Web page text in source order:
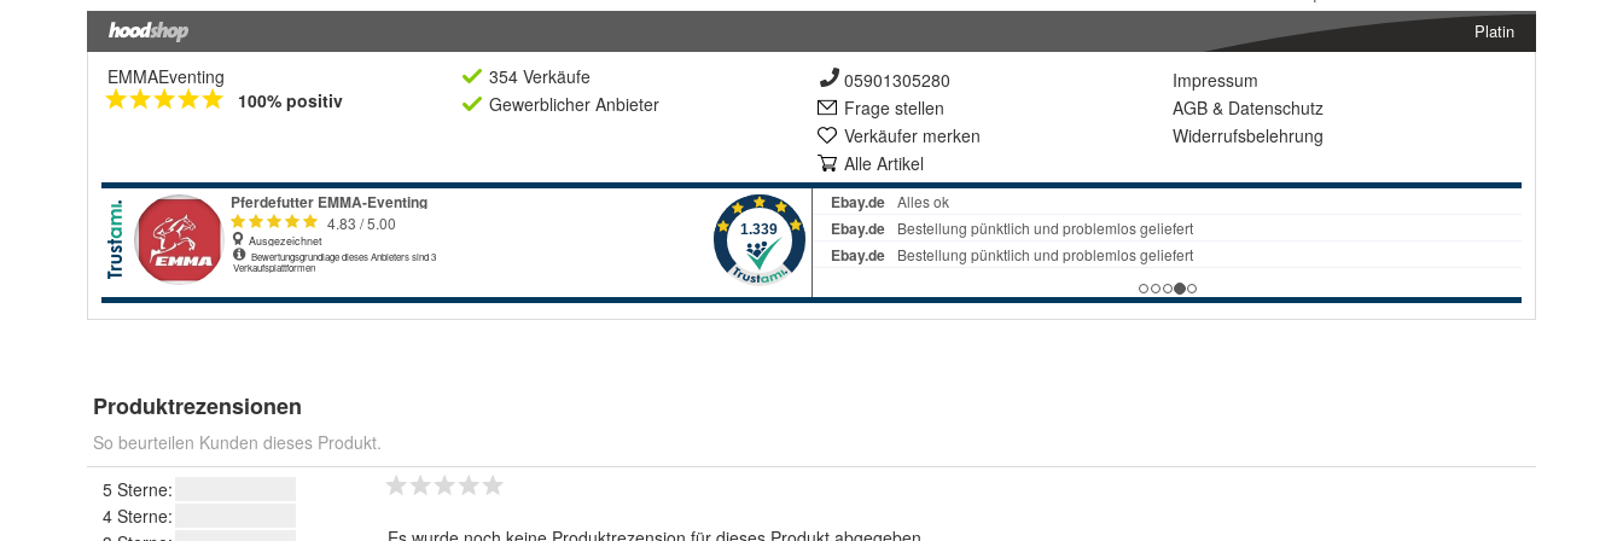
Platin
EMMAEventing
100% positiv
354 Verkäufe
Gewerblicher Anbieter
05901305280
Frage stellen
Verkäufer merken
Alle Artikel
Impressum
AGB & Datenschutz
Widerrufsbelehrung
Produktrezensionen
So beurteilen Kunden dieses Produkt.
5 Sterne:
4 Sterne: